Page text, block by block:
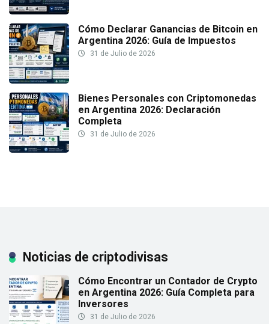
Cómo Declarar Ganancias de Bitcoin en
Argentina 2026: Guía de Impuestos
31 de Julio de 2026
Bienes Personales con Criptomonedas
en Argentina 2026: Declaración
Completa
31 de Julio de 2026
Noticias de criptodivisas
Cómo Encontrar un Contador de Crypto
en Argentina 2026: Guía Completa para
Inversores
31 de Julio de 2026